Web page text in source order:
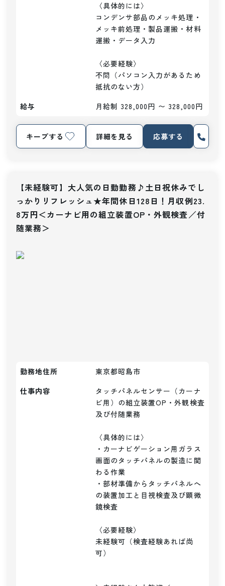
〈具体的には〉
コンデンサ部品のメッキ処理・
メッキ前処理・製品運搬・材料
運搬・データ入力
〈必要経験〉
不問（パソコン入力があるため
抵抗のない方）
給与
月給制 328,000円 〜 328,000円
キープする 詳細を見る 応募する
【未経験可】大人気の日勤勤務♪土日祝休みでし
っかりリフレッシュ★年間休日128日！月収例23.
8万円＜カーナビ用の組立装置OP・外観検査／付
随業務＞
勤務地住所
東京都昭島市
仕事内容
タッチパネルセンサー（カーナ
ビ用）の組立装置OP・外観検査
及び付随業務
〈具体的には〉
・カーナビゲーション用ガラス
画面のタッチパネルの製造に関
わる作業
・部材準備からタッチパネルへ
の装置加工と目視検査及び顕微
鏡検査
〈必要経験〉
未経験可（検査経験あれば尚
可）